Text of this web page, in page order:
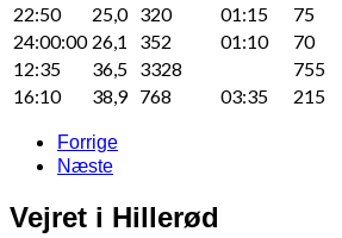
22:50
25,0 320 01:15 75
24:00:00 26,1 352 01:10 70
12:35
36,5 3328 755
16:10
38,9 768 03:35 215
Forrige
Næste
Vejret i Hillerød